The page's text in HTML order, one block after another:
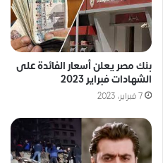
بنك مصر يعلن أسعار الفائدة على
الشهادات فبراير 2023
7 فبراير، 2023